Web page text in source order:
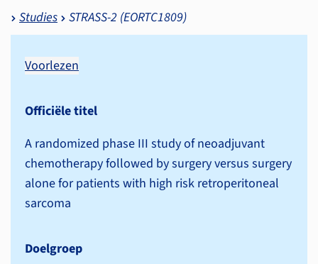
Studies STRASS-2 (EORTC1809)
Voorlezen
Officiële titel
A randomized phase III study of neoadjuvant
chemotherapy followed by surgery versus surgery
alone for patients with high risk retroperitoneal
sarcoma
Doelgroep